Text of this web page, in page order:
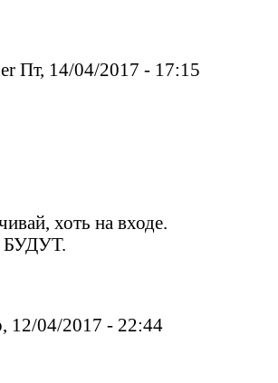
Пт, 14/04/2017 - 17:15
хоть на входе.
12/04/2017 - 22:44